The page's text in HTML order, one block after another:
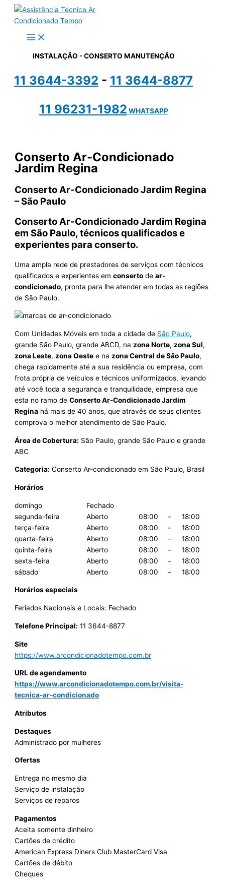
para
conteúdo
INSTALAÇÃO - CONSERTO MANUTENÇÃO
11 3644-3392 - 11 3644-8877
11 96231-1982 WHATSAPP
Conserto Ar-Condicionado
Jardim Regina
Conserto Ar-Condicionado Jardim Regina
– São Paulo
Conserto Ar-Condicionado Jardim Regina
em São Paulo, técnicos qualificados e
experientes para conserto.
Uma ampla rede de prestadores de serviços com técnicos
qualificados e experientes emconserto dear-
condicionado, pronta para lhe atender em todas as regiões
de São Paulo.
Com Unidades Móveis em toda a cidade de São Paulo,
grande São Paulo, grande ABCD, na zona Norte, zona Sul,
zona Leste, zona Oeste e na zona Central de São Paulo,
chega rapidamente até a sua residência ou empresa, com
frota própria de veículos e técnicos uniformizados, levando
até você toda a segurança e tranquilidade, empresa que
esta no ramo deConserto Ar-Condicionado Jardim
Regina há mais de 40 anos, que através de seus clientes
comprova o melhor atendimento de São Paulo.
Área de Cobertura: São Paulo, grande São Paulo e grande
ABC
Categoria: Conserto Ar-condicionado em São Paulo, Brasil
Horários
domingo
Fechado
segunda-feira
Aberto 08:00 –
18:00
terça-feira
Aberto 08:00 –
18:00
quarta-feira
Aberto 08:00 –
18:00
quinta-feira
Aberto 08:00 –
18:00
sexta-feira
Aberto 08:00 –
18:00
sábado
Aberto 08:00 – 18:00
Horários especiais
Feriados Nacionais e Locais: Fechado
Telefone Principal: 11 3644-8877
Site
https://www.arcondicionadotempo.com.br
URL de agendamento
https://www.arcondicionadotempo.com.br/visita-
tecnica-ar-condicionado
Atributos
Destaques
Administrado por mulheres
Ofertas
Entrega no mesmo dia
Serviço de instalação
Serviços de reparos
Pagamentos
Aceita somente dinheiro
Cartões de crédito
American Express Diners Club MasterCard Visa
Cartões de débito
Cheques